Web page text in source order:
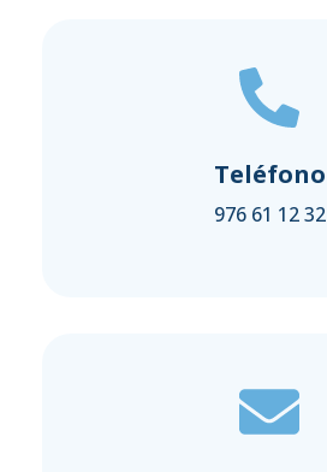
Teléfono
976 61 12 32